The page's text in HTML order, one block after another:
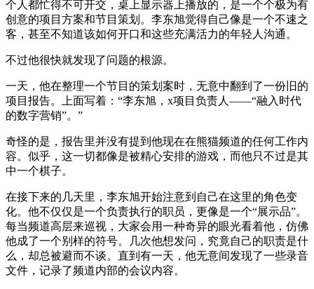
个人都忙得不可开交，桌上显示器上播放的，是一个个极为有
创意的项目方案和节目策划。李东旭觉得自己像是一个不速之
客，甚至不知道该如何开口和这些充满活力的年轻人沟通。
不过他很快就发现了问题的根源。
一天，他在整理一个节目的策划案时，无意中翻到了一份旧的
项目报告。上面写着：“李东旭，x项目负责人——“融入时代
的数字营销”。”
奇怪的是，报告里并没有提到他现在在熊猫频道的任何工作内
容。似乎，这一切都像是被精心安排的游戏，而他只不过是其
中一个棋子。
在接下来的几天里，李东旭开始注意到自己在这里的角色变
化。他不仅仅是一个负责执行的职员，更像是一个“展示品”。
每当频道高层来巡视，大家会用一种奇异的眼光看着他，仿佛
他成了一个别样的符号。几次他想发问，究竟自己的职责是什
么，却总被避而不谈。直到有一天，他无意间发现了一些录音
文件，记录了频道内部的会议内容。